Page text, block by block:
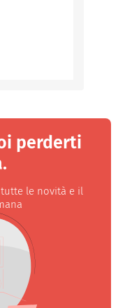
perderti
le novità e il